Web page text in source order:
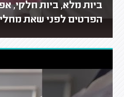
ביות מלא, ביות חלקי,
הפרטים לפני שאת